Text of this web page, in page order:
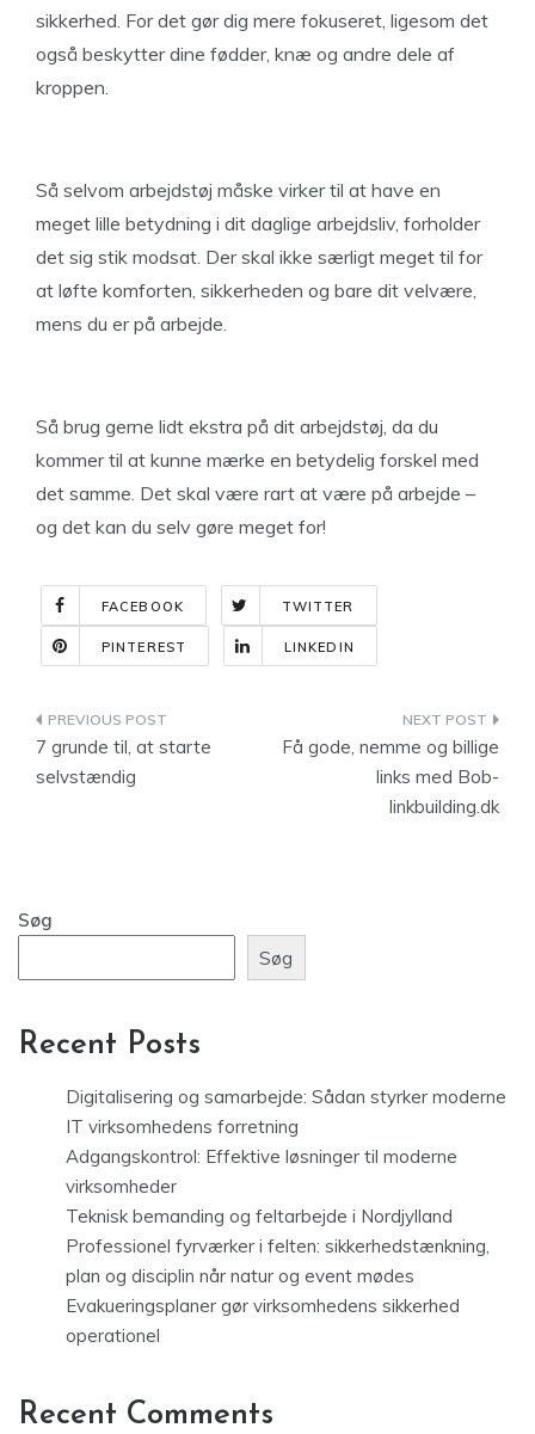
sikkerhed. For det gør dig mere fokuseret, ligesom det
også beskytter dine fødder, knæ og andre dele af
kroppen.
Så selvom arbejdstøj måske virker til at have en
meget lille betydning i dit daglige arbejdsliv, forholder
det sig stik modsat. Der skal ikke særligt meget til for
at løfte komforten, sikkerheden og bare dit velvære,
mens du er på arbejde.
Så brug gerne lidt ekstra på dit arbejdstøj, da du
kommer til at kunne mærke en betydelig forskel med
det samme. Det skal være rart at være på arbejde –
og det kan du selv gøre meget for!
FACEBOOK TWITTER
PINTEREST LINKEDIN
Indlægsnavigation
7 grunde til, at starte
selvstændig
Få gode, nemme og billige
links med Bob-
linkbuilding.dk
Søg
Søg
Recent Posts
Digitalisering og samarbejde: Sådan styrker moderne
IT virksomhedens forretning
Adgangskontrol: Effektive løsninger til moderne
virksomheder
Teknisk bemanding og feltarbejde i Nordjylland
Professionel fyrværker i felten: sikkerhedstænkning,
plan og disciplin når natur og event mødes
Evakueringsplaner gør virksomhedens sikkerhed
operationel
Recent Comments